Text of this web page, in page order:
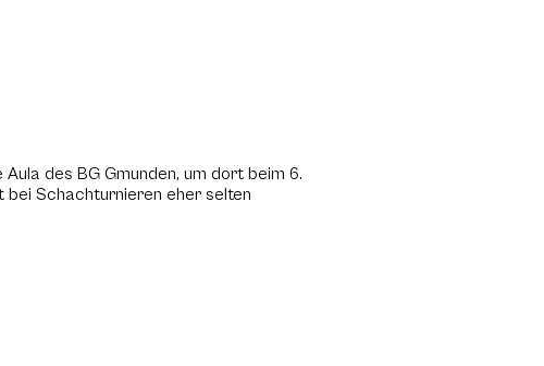
des BG Gmunden, um dort beim 6.
bei Schachturnieren eher selten